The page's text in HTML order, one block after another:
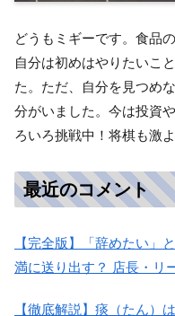
どうもミギーです。食品
自分は初めはやりたいこ
た。ただ、自分を見つめ
分がいました。今は投資
ろいろ挑戦中！将棋も激
最近のコメント
【完全版】「辞めたい」
満に送り出す？ 店長・リ
【徹底解説】痰（たん）